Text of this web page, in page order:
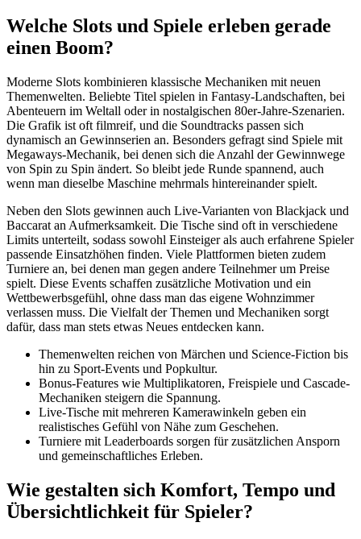
Welche Slots und Spiele erleben gerade
einen Boom?
Moderne Slots kombinieren klassische Mechaniken mit neuen
Themenwelten. Beliebte Titel spielen in Fantasy-Landschaften, bei
Abenteuern im Weltall oder in nostalgischen 80er-Jahre-Szenarien.
Die Grafik ist oft filmreif, und die Soundtracks passen sich
dynamisch an Gewinnserien an. Besonders gefragt sind Spiele mit
Megaways-Mechanik, bei denen sich die Anzahl der Gewinnwege
von Spin zu Spin ändert. So bleibt jede Runde spannend, auch
wenn man dieselbe Maschine mehrmals hintereinander spielt.
Neben den Slots gewinnen auch Live-Varianten von Blackjack und
Baccarat an Aufmerksamkeit. Die Tische sind oft in verschiedene
Limits unterteilt, sodass sowohl Einsteiger als auch erfahrene Spieler
passende Einsatzhöhen finden. Viele Plattformen bieten zudem
Turniere an, bei denen man gegen andere Teilnehmer um Preise
spielt. Diese Events schaffen zusätzliche Motivation und ein
Wettbewerbsgefühl, ohne dass man das eigene Wohnzimmer
verlassen muss. Die Vielfalt der Themen und Mechaniken sorgt
dafür, dass man stets etwas Neues entdecken kann.
Themenwelten reichen von Märchen und Science-Fiction bis
hin zu Sport-Events und Popkultur.
Bonus-Features wie Multiplikatoren, Freispiele und Cascade-
Mechaniken steigern die Spannung.
Live-Tische mit mehreren Kamerawinkeln geben ein
realistisches Gefühl von Nähe zum Geschehen.
Turniere mit Leaderboards sorgen für zusätzlichen Ansporn
und gemeinschaftliches Erleben.
Wie gestalten sich Komfort, Tempo und
Übersichtlichkeit für Spieler?